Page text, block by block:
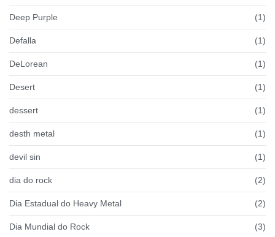
Deep Purple (1)
Defalla (1)
DeLorean (1)
Desert (1)
dessert (1)
desth metal (1)
devil sin (1)
dia do rock (2)
Dia Estadual do Heavy Metal (2)
Dia Mundial do Rock (3)